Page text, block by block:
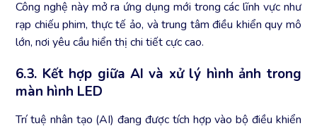
Công nghệ này mở ra ứng dụng mới trong các lĩnh vực như
rạp chiếu phim, thực tế ảo, và trung tâm điều khiển quy mô
lớn, nơi yêu cầu hiển thị chi tiết cực cao.
6.3. Kết hợp giữa AI và xử lý hình ảnh trong
màn hình LED
Trí tuệ nhân tạo (AI) đang được tích hợp vào bộ điều khiển